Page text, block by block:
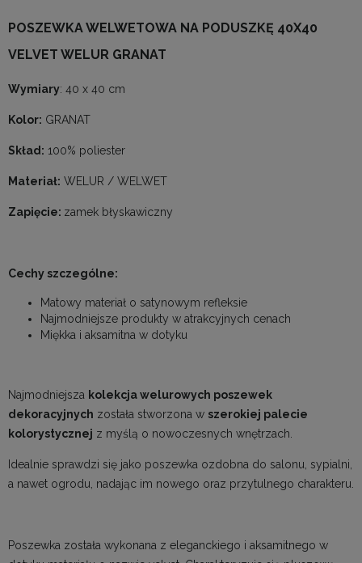
POSZEWKA WELWETOWA NA PODUSZKĘ 40X40
VELVET WELUR GRANAT
Wymiary: 40 x 40 cm
Kolor: GRANAT
Skład: 100% poliester
Materiał: WELUR / WELWET
Zapięcie: zamek błyskawiczny
Cechy szczególne:
Matowy materiał o satynowym refleksie
Najmodniejsze produkty w atrakcyjnych cenach
Miękka i aksamitna w dotyku
Najmodniejsza kolekcja welurowych poszewek
dekoracyjnych została stworzona w szerokiej palecie
kolorystycznej z myślą o nowoczesnych wnętrzach.
Idealnie sprawdzi się jako poszewka ozdobna do salonu, sypialni,
a nawet ogrodu, nadając im nowego oraz przytulnego charakteru.
Poszewka została wykonana z eleganckiego i aksamitnego w